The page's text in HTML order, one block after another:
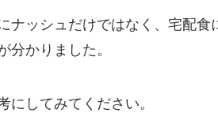
ナッシュだけではなく、宅配
分かりました。
にしてみてください。